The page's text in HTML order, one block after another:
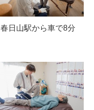
春日山駅から車で8分